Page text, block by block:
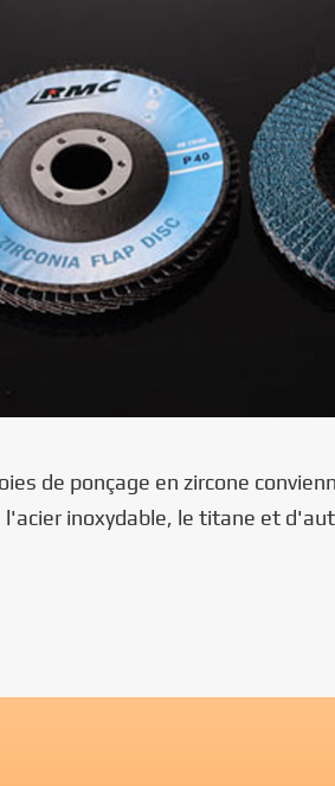
de ponçage en zircone
l'acier inoxydable, le titane et